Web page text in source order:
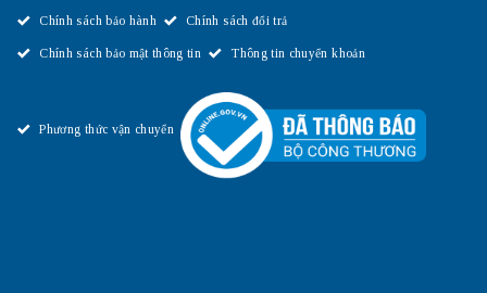
Chính sách bảo hành Chính sách đổi trả
Chính sách bảo mật thông tin Thông tin chuyển khoản
Phương thức vận chuyển